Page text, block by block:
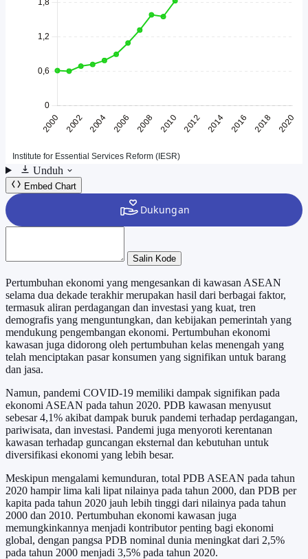
Unduh
Embed Chart
Salin Kode
Pertumbuhan ekonomi yang mengesankan di kawasan ASEAN
selama dua dekade terakhir merupakan hasil dari berbagai faktor,
termasuk aliran perdagangan dan investasi yang kuat, tren
demografis yang menguntungkan, dan kebijakan pemerintah yang
mendukung pengembangan ekonomi. Pertumbuhan ekonomi
kawasan juga didorong oleh pertumbuhan kelas menengah yang
telah menciptakan pasar konsumen yang signifikan untuk barang
dan jasa.
Namun, pandemi COVID-19 memiliki dampak signifikan pada
ekonomi ASEAN pada tahun 2020. PDB kawasan menyusut
sebesar 4,1% akibat dampak buruk pandemi terhadap perdagangan,
pariwisata, dan investasi. Pandemi juga menyoroti kerentanan
kawasan terhadap guncangan eksternal dan kebutuhan untuk
diversifikasi ekonomi yang lebih besar.
Meskipun mengalami kemunduran, total PDB ASEAN pada tahun
2020 hampir lima kali lipat nilainya pada tahun 2000, dan PDB per
kapita pada tahun 2020 jauh lebih tinggi dari nilainya pada tahun
2000 dan 2010. Pertumbuhan ekonomi kawasan juga
memungkinkannya menjadi kontributor penting bagi ekonomi
global, dengan pangsa PDB nominal dunia meningkat dari 2,5%
pada tahun 2000 menjadi 3,5% pada tahun 2020.